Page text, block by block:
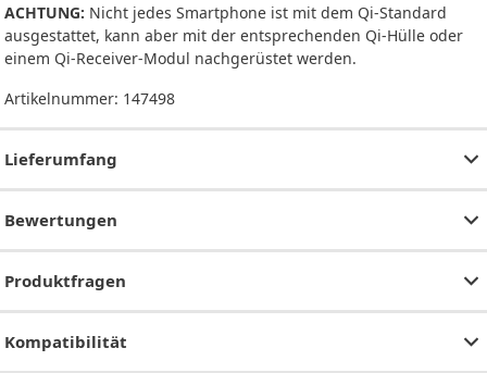
ACHTUNG: Nicht jedes Smartphone ist mit dem Qi-Standard
ausgestattet, kann aber mit der entsprechenden Qi-Hülle oder
einem Qi-Receiver-Modul nachgerüstet werden.
Artikelnummer: 147498
Lieferumfang
Bewertungen
Produktfragen
Kompatibilität